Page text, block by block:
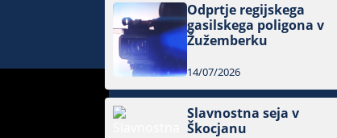
Odprtje regijskega
gasilskega poligona v
Žužemberku
14/07/2026
Slavnostna seja v
Škocjanu